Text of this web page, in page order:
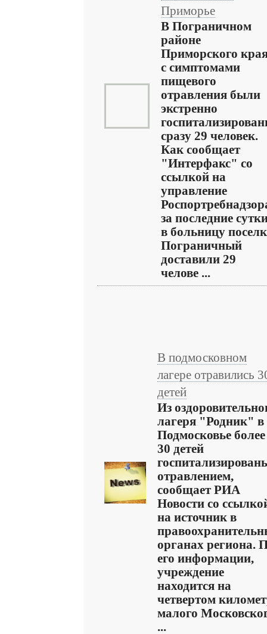
Приморье
В Пограничном
районе
Приморского
с симптомами
пищевого
отравления были
экстренно
сразу 29 человек.
Как сообщает
"Интерфакс" со
ссылкой на
управление
за последние
в больницу
Пограничный
доставили 29
челове ...
В подмосковном
лагере отравились
детей
Из
лагеря "Родник" в
Подмосковье более
30 детей
отравлением,
сообщает РИА
Новости со
на источник в
органах региона.
его информации,
учреждение
находится на
четвертом
малого
...